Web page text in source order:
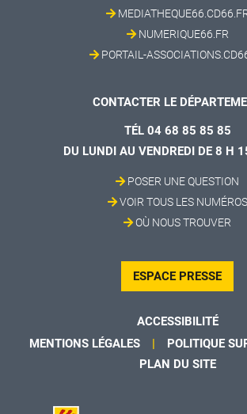
NUMERIQUE66.FR
PORTAIL-
CONTACTER LE
TÉL 04 68 85 85 85
DU LUNDI AU VENDREDI DE 8 H
POSER UNE QUESTION
VOIR TOUS LES NUMÉROS
OÙ NOUS TROUVER
ESPACE PRESSE
ACCESSIBILITÉ
MENTIONS LÉGALES
POLITIQUE
PLAN DU SITE